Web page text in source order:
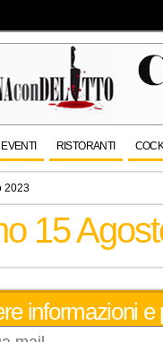
EVENTI RISTORANTI
2023
15
informazioni
<
Lun Mar